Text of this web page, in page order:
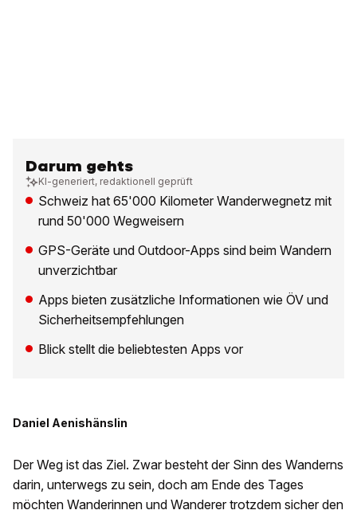
Darum gehts
KI-generiert, redaktionell geprüft
Schweiz hat 65'000 Kilometer Wanderwegnetz mit
rund 50'000 Wegweisern
GPS-Geräte und Outdoor-Apps sind beim Wandern
unverzichtbar
Apps bieten zusätzliche Informationen wie ÖV und
Sicherheitsempfehlungen
Blick stellt die beliebtesten Apps vor
Daniel Aenishänslin
Der Weg ist das Ziel. Zwar besteht der Sinn des Wanderns
darin, unterwegs zu sein, doch am Ende des Tages
möchten Wanderinnen und Wanderer trotzdem sicher den